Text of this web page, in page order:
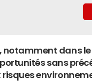
notamment dans
sans
risques